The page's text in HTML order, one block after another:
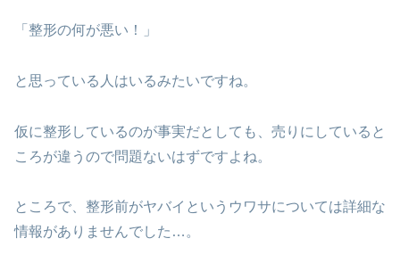
「整形の何が悪い！」
と思っている人はいるみたいですね。
仮に整形しているのが事実だとしても、売りにしていると
ころが違うので問題ないはずですよね。
ところで、整形前がヤバイというウワサについては詳細な
情報がありませんでした…。